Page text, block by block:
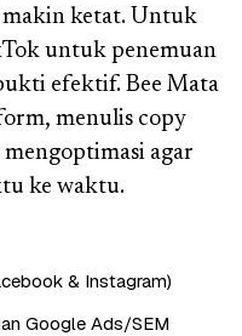
ketat. Untuk
untuk penemuan
efektif. Bee Mata
menulis copy
agar
ke waktu.
& Instagram)
Google Ads/SEM